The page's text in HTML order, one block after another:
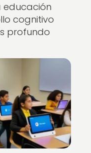
educación
cognitivo
profundo